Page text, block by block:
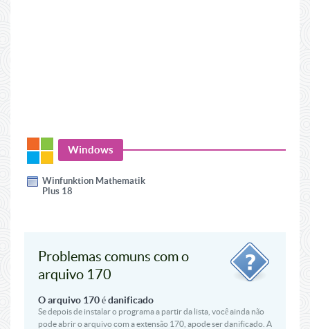
Windows
Winfunktion Mathematik
Plus 18
Problemas comuns com o
arquivo 170
O arquivo 170 é danificado
Se depois de instalar o programa a partir da lista, você ainda não
pode abrir o arquivo com a extensão 170, apode ser danificado. A